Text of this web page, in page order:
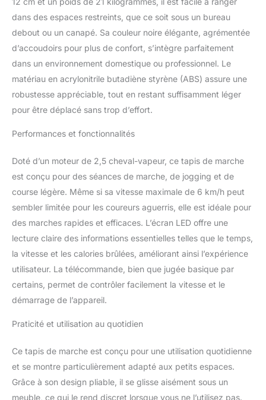
dans des espaces restreints, que ce soit sous un bureau
debout ou un canapé. Sa couleur noire élégante, agrémentée
d’accoudoirs pour plus de confort, s’intègre parfaitement
dans un environnement domestique ou professionnel. Le
matériau en acrylonitrile butadiène styrène (ABS) assure une
robustesse appréciable, tout en restant suffisamment léger
pour être déplacé sans trop d’effort.
Performances et fonctionnalités
Doté d’un moteur de 2,5 cheval-vapeur, ce tapis de marche
est conçu pour des séances de marche, de jogging et de
course légère. Même si sa vitesse maximale de 6 km/h peut
sembler limitée pour les coureurs aguerris, elle est idéale pour
des marches rapides et efficaces. L’écran LED offre une
lecture claire des informations essentielles telles que le temps,
la vitesse et les calories brûlées, améliorant ainsi l’expérience
utilisateur. La télécommande, bien que jugée basique par
certains, permet de contrôler facilement la vitesse et le
démarrage de l’appareil.
Praticité et utilisation au quotidien
Ce tapis de marche est conçu pour une utilisation quotidienne
et se montre particulièrement adapté aux petits espaces.
Grâce à son design pliable, il se glisse aisément sous un
meuble, ce qui le rend discret lorsque vous ne l’utilisez pas.